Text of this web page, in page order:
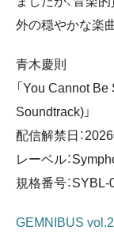
外の穏やかな楽
青木慶則
「You Cannot
Soundtrack)」
配信解禁日：
レーベル：
規格番号：
GEMNIBUS vol.2